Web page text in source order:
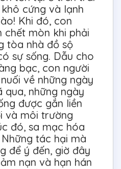
cứng và lạnh
Khi đó, con
chết mòn khi phải
tòa nhà đồ sộ
sự sống. Dẫu cho
bạc, con người
về những ngày
những ngày
được gắn liền
và môi trường
đó, sa mạc hóa
tác hại mà
để ý đến, giờ đây
nạn và hạn hán